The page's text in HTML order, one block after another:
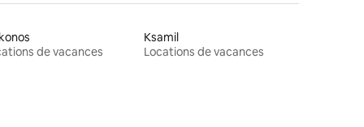
de vacances
Ksamil
Locations de vacances